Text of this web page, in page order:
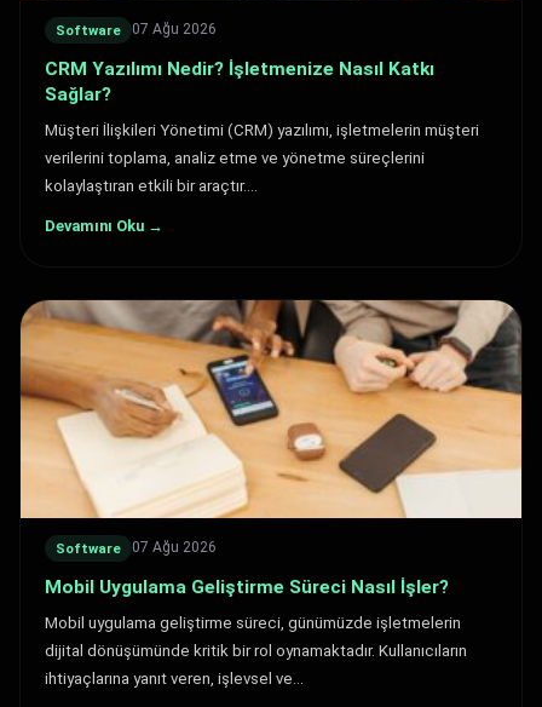
Software 07 Ağu 2026
CRM Yazılımı Nedir? İşletmenize Nasıl Katkı
Sağlar?
Müşteri İlişkileri Yönetimi (CRM) yazılımı, işletmelerin müşteri
verilerini toplama, analiz etme ve yönetme süreçlerini
kolaylaştıran etkili bir araçtır.…
Devamını Oku →
Software 07 Ağu 2026
Mobil Uygulama Geliştirme Süreci Nasıl İşler?
Mobil uygulama geliştirme süreci, günümüzde işletmelerin
dijital dönüşümünde kritik bir rol oynamaktadır. Kullanıcıların
ihtiyaçlarına yanıt veren, işlevsel ve…